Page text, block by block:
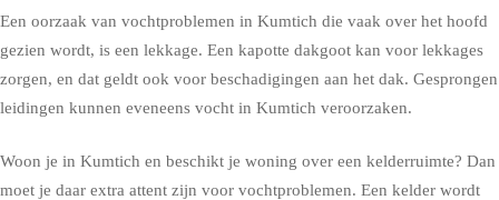
Een oorzaak van vochtproblemen in Kumtich die vaak over het hoofd
gezien wordt, is een lekkage. Een kapotte dakgoot kan voor lekkages
zorgen, en dat geldt ook voor beschadigingen aan het dak. Gesprongen
leidingen kunnen eveneens vocht in Kumtich veroorzaken.
Woon je in Kumtich en beschikt je woning over een kelderruimte? Dan
moet je daar extra attent zijn voor vochtproblemen. Een kelder wordt